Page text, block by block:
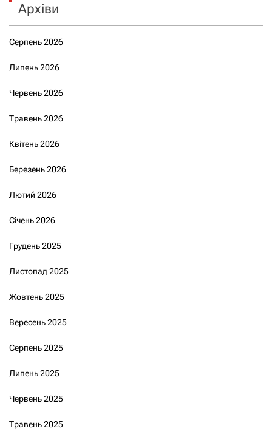
Архіви
Серпень 2026
Липень 2026
Червень 2026
Травень 2026
Квітень 2026
Березень 2026
Лютий 2026
Січень 2026
Грудень 2025
Листопад 2025
Жовтень 2025
Вересень 2025
Серпень 2025
Липень 2025
Червень 2025
Травень 2025